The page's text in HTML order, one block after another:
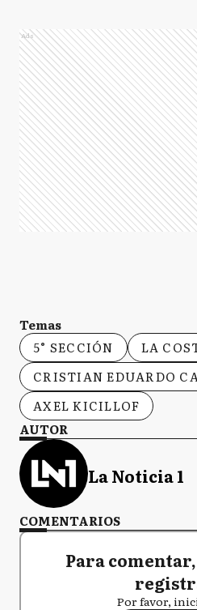
Ads
Temas
5° SECCIÓN
LA
CRISTIAN EDUARDO
AXEL KICILLOF
AUTOR
La Noticia 1
COMENTARIOS
Para
Por favor,